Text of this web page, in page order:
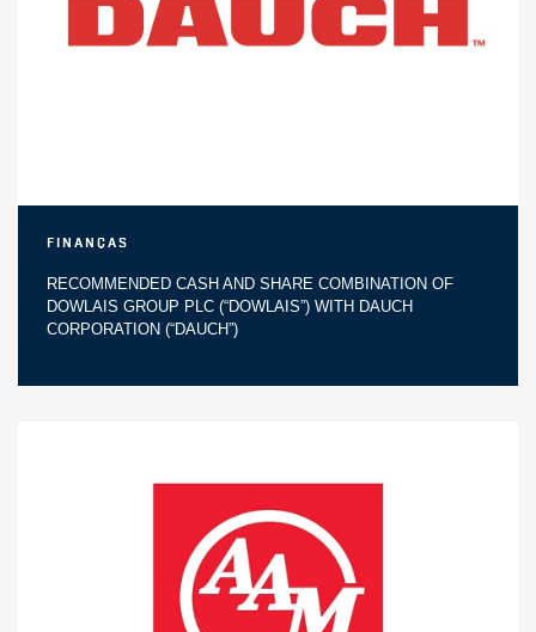
Finanças
RECOMMENDED CASH AND SHARE COMBINATION OF
DOWLAIS GROUP PLC (“DOWLAIS”) WITH DAUCH
CORPORATION (“DAUCH”)